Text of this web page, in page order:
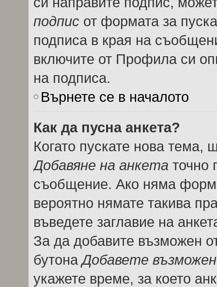
подпис от формата за
подписа в края на
включите от Профила си
на подписа.
Върнете се в началото
Как да пусна анкета?
Когато пускате нова
Добавяне на анкета точно
съобщение. Ако няма
вероятно нямате такива
въведете заглавие на
За да добавите възможен
бутонаДобавете
укажете време, за което